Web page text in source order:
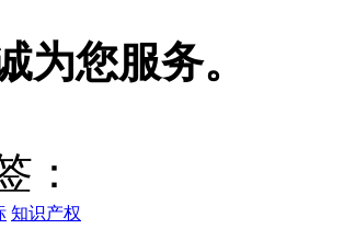
为您服务。
：
知识产权